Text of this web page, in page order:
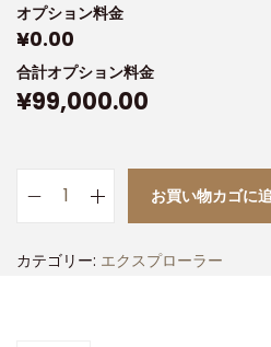
オプション料金
¥0.00
合計オプション料金
¥99,000.00
お買い物カゴに
カテゴリー: エクスプローラー